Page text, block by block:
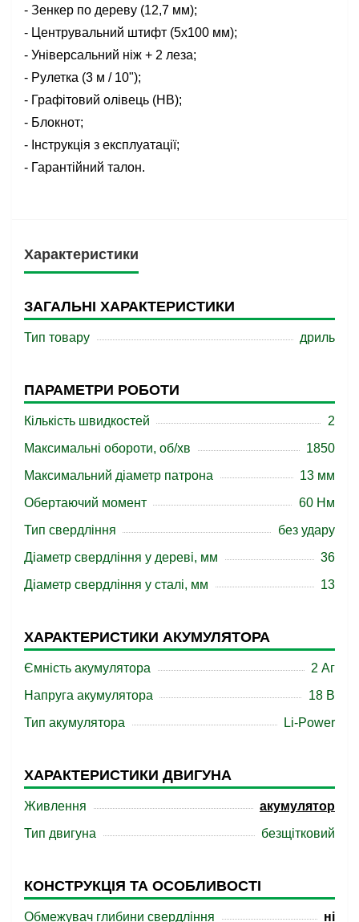
- Зенкер по дереву (12,7 мм);
- Центрувальний штифт (5x100 мм);
- Універсальний ніж + 2 леза;
- Рулетка (3 м / 10");
- Графітовий олівець (HB);
- Блокнот;
- Інструкція з експлуатації;
- Гарантійний талон.
Характеристики
ЗАГАЛЬНІ ХАРАКТЕРИСТИКИ
Тип товару дриль
ПАРАМЕТРИ РОБОТИ
Кількість швидкостей
2
Максимальні обороти, об/хв
1850
Максимальний діаметр патрона
13 мм
Обертаючий момент
60 Нм
Тип свердління
без удару
Діаметр свердління у дереві, мм
36
Діаметр свердління у сталі, мм
13
ХАРАКТЕРИСТИКИ АКУМУЛЯТОРА
Ємність акумулятора
2 Аг
Напруга акумулятора
18 B
Тип акумулятора
Li-Power
ХАРАКТЕРИСТИКИ ДВИГУНА
Живлення
акумулятор
Тип двигуна
безщітковий
КОНСТРУКЦІЯ ТА ОСОБЛИВОСТІ
Обмежувач глибини свердління ні